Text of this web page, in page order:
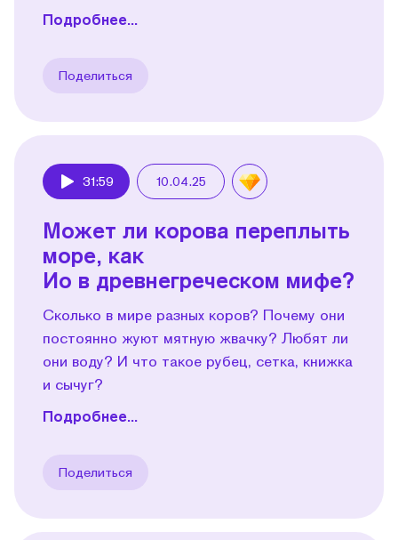
Подробнее...
Поделиться
31:59 10.04.25
Может ли корова переплыть
море, как
Ио в древнегреческом мифе?
Сколько в мире разных коров? Почему они
постоянно жуют мятную жвачку? Любят ли
они воду? И что такое рубец, сетка, книжка
и сычуг?
Подробнее...
Поделиться